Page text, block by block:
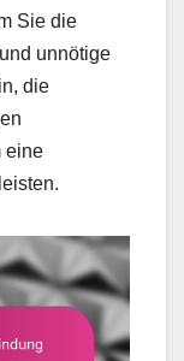
Sie die
unnötige
die
eine